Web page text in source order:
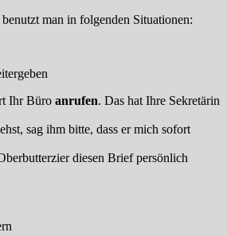
benutzt man in folgenden Situationen:
Ihr Büro anrufen. Das hat Ihre Sekretärin
sag ihm bitte, dass er mich sofort
diesen Brief persönlich